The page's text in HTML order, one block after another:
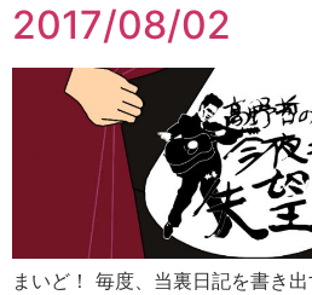
2017/08/02
まいど！ 毎度、当裏日記を書き